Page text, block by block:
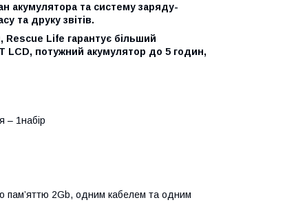
акумулятора та систему заряду-
та друку звітів.
Rescue Life гарантує більший
LCD, потужний акумулятор до 5 годин,
– 1набір
пам’яттю 2Gb, одним кабелем та одним